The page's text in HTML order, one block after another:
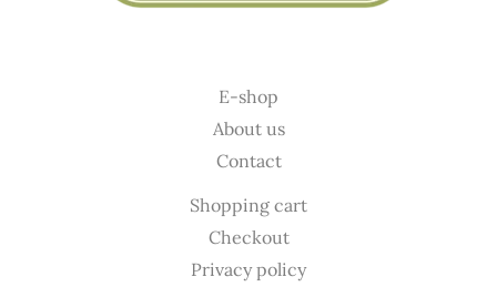
E-shop
About us
Contact
Shopping cart
Checkout
Privacy policy